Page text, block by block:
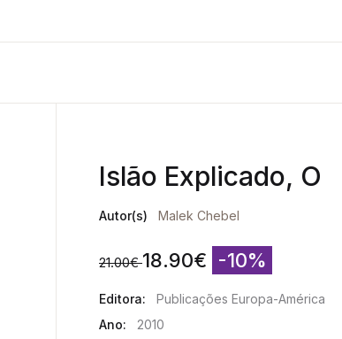
Islão Explicado, O
Autor(s) Malek Chebel
21.00€ 18.90€ -10%
Editora:
Publicações Europa-América
Ano:
2010